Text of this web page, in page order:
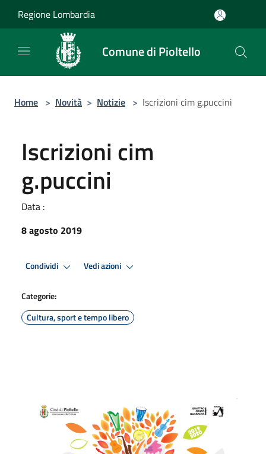
Regione Lombardia
Comune di Pioltello
Home > Novità > Notizie > Iscrizioni cim g.puccini
Iscrizioni cim
g.puccini
Data :
8 agosto 2019
Condividi Vedi azioni
Categorie:
Cultura, sport e tempo libero